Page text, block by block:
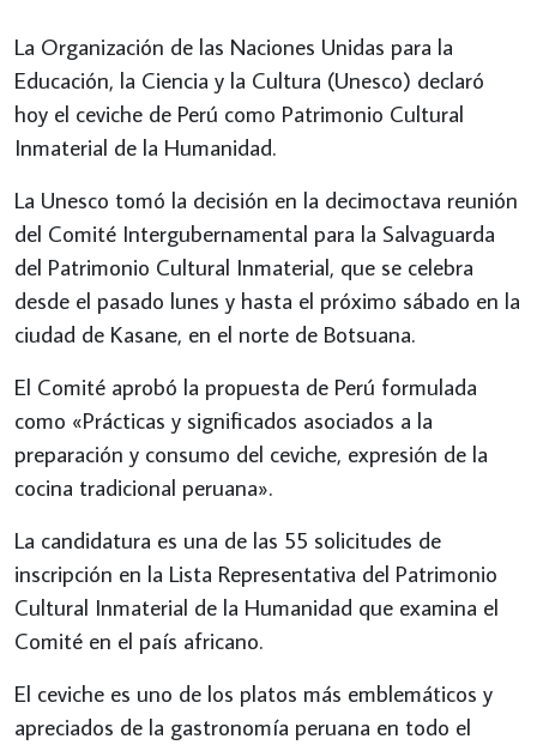
La Organización de las Naciones Unidas para la
Educación, la Ciencia y la Cultura (Unesco) declaró
hoy el ceviche de Perú como Patrimonio Cultural
Inmaterial de la Humanidad.
La Unesco tomó la decisión en la decimoctava reunión
del Comité Intergubernamental para la Salvaguarda
del Patrimonio Cultural Inmaterial, que se celebra
desde el pasado lunes y hasta el próximo sábado en la
ciudad de Kasane, en el norte de Botsuana.
El Comité aprobó la propuesta de Perú formulada
como «Prácticas y significados asociados a la
preparación y consumo del ceviche, expresión de la
cocina tradicional peruana».
La candidatura es una de las 55 solicitudes de
inscripción en la Lista Representativa del Patrimonio
Cultural Inmaterial de la Humanidad que examina el
Comité en el país africano.
El ceviche es uno de los platos más emblemáticos y
apreciados de la gastronomía peruana en todo el